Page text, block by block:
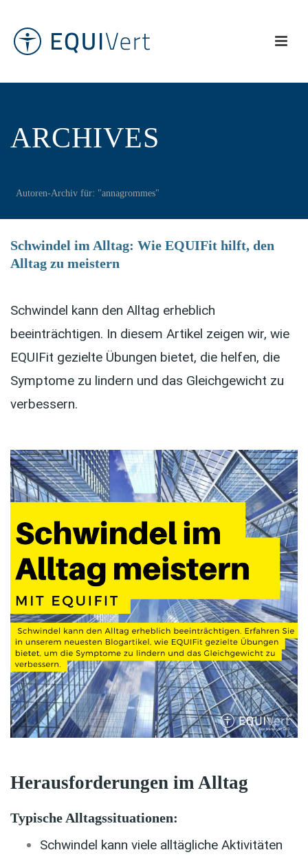
ARCHIVES
Autoren-Archiv für: "annagrommes"
Schwindel im Alltag: Wie EQUIFit hilft, den
Alltag zu meistern
Schwindel kann den Alltag erheblich
beeinträchtigen. In diesem Artikel zeigen wir, wie
EQUIFit gezielte Übungen bietet, die helfen, die
Symptome zu lindern und das Gleichgewicht zu
verbessern.
Herausforderungen im Alltag
Typische Alltagssituationen:
Schwindel kann viele alltägliche Aktivitäten